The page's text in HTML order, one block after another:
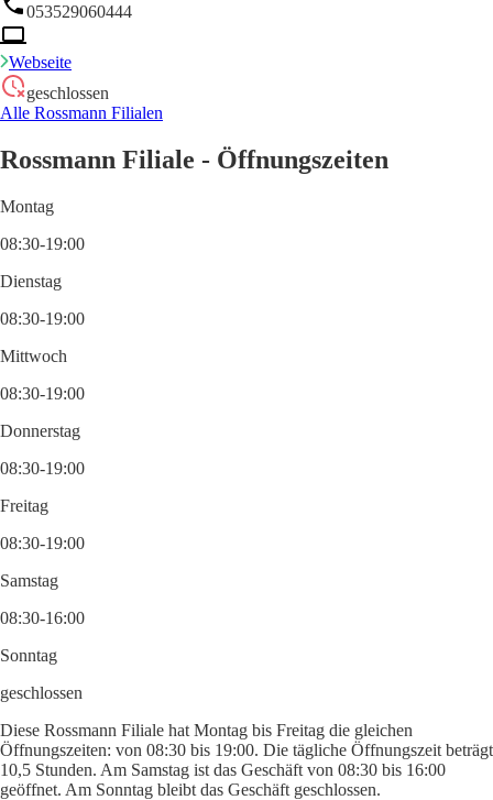
053529060444
Webseite
geschlossen
Alle Rossmann Filialen
Rossmann Filiale - Öffnungszeiten
Montag
08:30-19:00
Dienstag
08:30-19:00
Mittwoch
08:30-19:00
Donnerstag
08:30-19:00
Freitag
08:30-19:00
Samstag
08:30-16:00
Sonntag
geschlossen
Diese Rossmann Filiale hat Montag bis Freitag die gleichen
Öffnungszeiten: von 08:30 bis 19:00. Die tägliche Öffnungszeit beträgt
10,5 Stunden. Am Samstag ist das Geschäft von 08:30 bis 16:00
geöffnet. Am Sonntag bleibt das Geschäft geschlossen.